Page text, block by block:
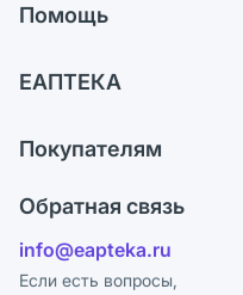
Помощь
Самовывоз из аптек
Ответы на вопросы
Блог
ЕАПТЕКА
Карьера
Поставщики
Лицензия
Реклама на сайте
Покупателям
Программа СберСпасибо
Обратная связь
info@eapteka.ru
Если есть вопросы,